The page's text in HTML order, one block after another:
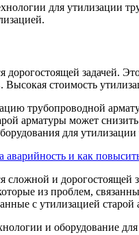
для утилизации
дорогостоящей задачей.
Высокая стоимость
трубопроводной
арматуры может
для
аварийность и как
сложной и дорогостоящей
из проблем,
с утилизацией
и оборудование